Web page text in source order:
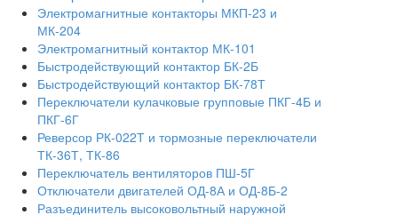
Электромагнитные контакторы МКП-23 и
МК-204
Электромагнитный контактор МК-101
Быстродействующий контактор БК-2Б
Быстродействующий контактор БК-78Т
Переключатели кулачковые групповые ПКГ-4Б и
ПКГ-6Г
Реверсор РК-022Т и тормозные переключатели
ТК-36Т, ТК-86
Переключатель вентиляторов ПШ-5Г
Отключатели двигателей ОД-8А и ОД-8Б-2
Разъединитель высоковольтный наружной